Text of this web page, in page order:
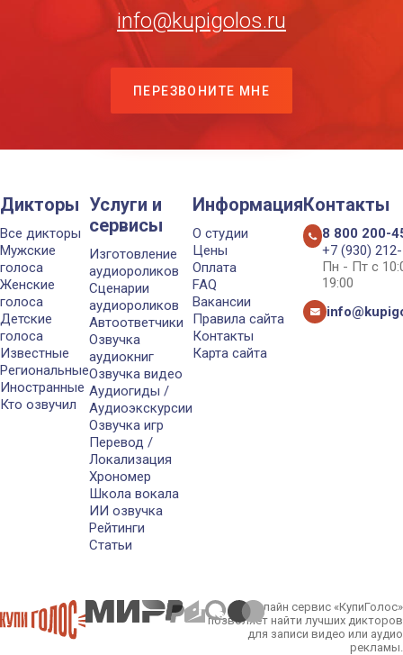
info@kupigolos.ru
ПЕРЕЗВОНИТЕ МНЕ
Дикторы
Все дикторы
Мужские
голоса
Женские
голоса
Детские
голоса
Известные
Региональные
Иностранные
Кто озвучил
Услуги и
сервисы
Изготовление
аудиороликов
Сценарии
аудиороликов
Автоответчики
Озвучка
аудиокниг
Озвучка видео
Аудиогиды /
Аудиоэкскурсии
Озвучка игр
Перевод /
Локализация
Хрономер
Школа вокала
ИИ озвучка
Рейтинги
Статьи
Информация
О студии
Цены
Оплата
FAQ
Вакансии
Правила сайта
Контакты
Карта сайта
Контакты
8 800 200-
+7 (930)
Пн - Пт с
19:00
Онлайн сервис «КупиГолос»
позволяет найти лучших дикторов
для записи видео или аудио
рекламы.